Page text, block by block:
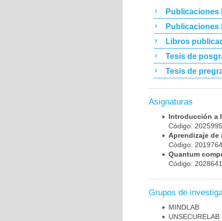
Publicaciones
Publicaciones
Libros
Tesis de
Tesis de
Asignaturas
Introducción a
Código:
Aprendizaje de
Código:
Quantum
Código:
Grupos de
MINDLAB
UNSECURELAB